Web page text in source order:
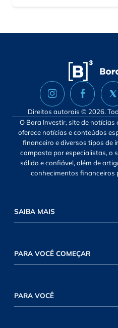
Direitos autorais © 2026.
O Bora Investir, site de
oferece notícias e conteúdos
financeiro e diversos tipos de
composta por especialistas, o
sólido e confiável, além de
conhecimentos financeiros
SAIBA MAIS
PARA VOCÊ COMEÇAR
PARA VOCÊ